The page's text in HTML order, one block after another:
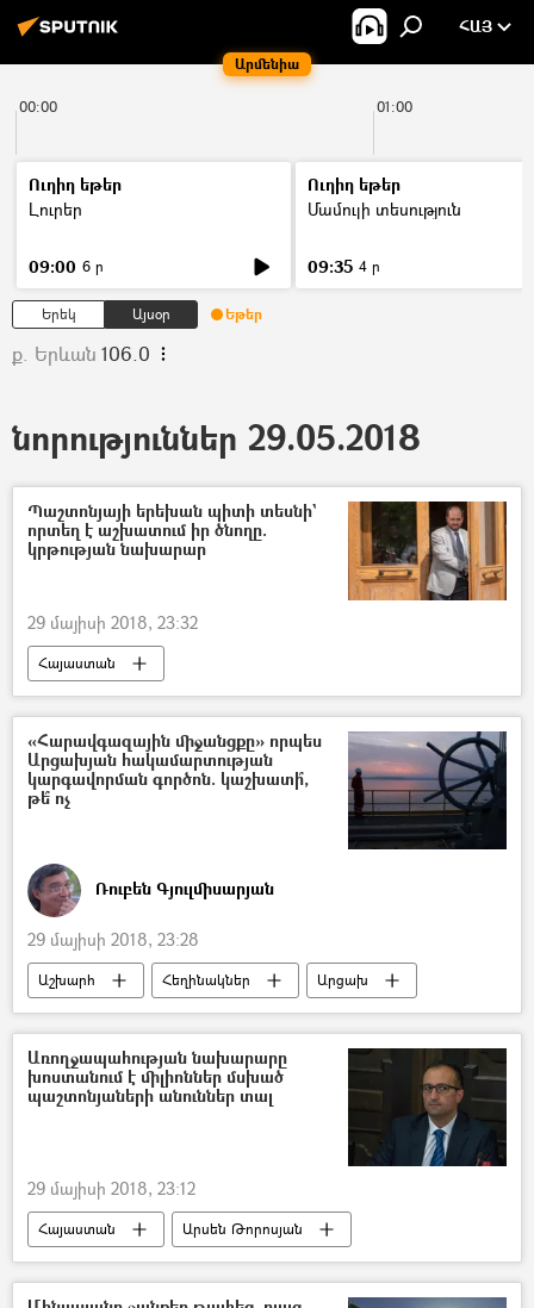
Արմենիա
ՀԱՅ
00:00 01:00
Ուղիղ եթեր
Լուրեր
09:00 6 ր
Ուղիղ եթեր
Մամուլի տեսություն
09:35 4 ր
Երեկ Այսօր Եթեր
ք. Երևան 106.0
նորություններ 29.05.2018
Պաշտոնյայի երեխան պիտի տեսնի`
որտեղ է աշխատում իր ծնողը.
կրթության նախարար
29 մայիսի 2018, 23:32
Հայաստան
«Հարավգազային միջանցքը» որպես
Արցախյան հակամարտության
կարգավորման գործոն. կաշխատի՞,
թե՞ ոչ
Ռուբեն Գյուլմիսարյան
29 մայիսի 2018, 23:28
Աշխարհ Հեղինակներ
Արցախ
Կովկաս
Տարածաշրջան
Ռուսաստան
Առողջապահության նախարարը
խոստանում է միլիոններ մսխած
պաշտոնյաների անուններ տալ
29 մայիսի 2018, 23:12
Հայաստան Արսեն Թորոսյան